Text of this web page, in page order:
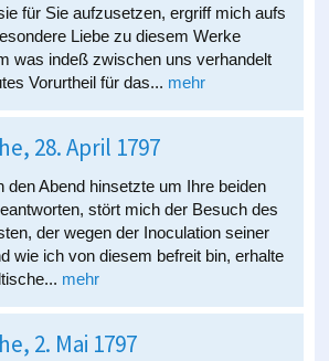
für Sie aufzusetzen, ergriff mich aufs
Liebe zu diesem Werke
was indeß zwischen uns verhandelt
Vorurtheil für das... mehr
28. April 1797
den Abend hinsetzte um Ihre beiden
stört mich der Besuch des
der wegen der Inoculation seiner
wie ich von diesem befreit bin, erhalte
mehr
2. Mai 1797